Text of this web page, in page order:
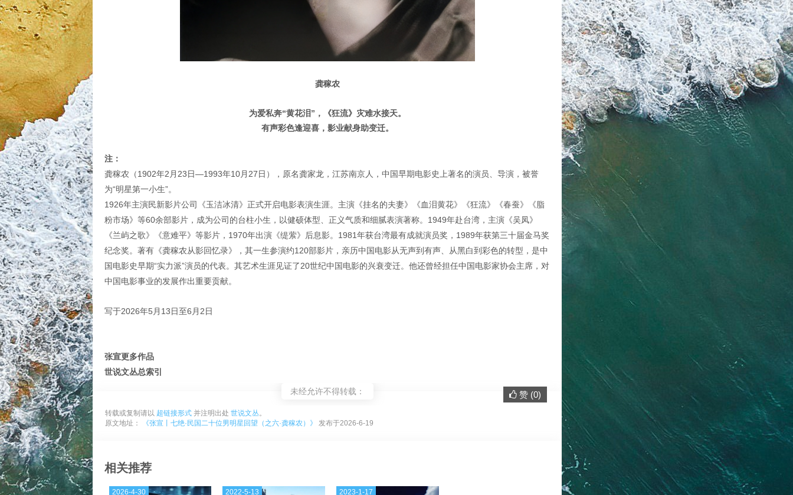
龚稼农
为爱私奔“黄花泪”，《狂流》灾难水接天。
有声彩色逢迎喜，影业献身助变迁。
注：
龚稼农（1902年2月23日—1993年10月27日），原名龚家龙，江苏南京人，中国早期电影史上著名的演员、导演，被誉
为“明星第一小生”。
1926年主演民新影片公司《玉洁冰清》正式开启电影表演生涯。主演《挂名的夫妻》《血泪黄花》《狂流》《春蚕》《脂
粉市场》等60余部影片，成为公司的台柱小生，以健硕体型、正义气质和细腻表演著称。1949年赴台湾，主演《吴凤》
《兰屿之歌》《意难平》等影片，1970年出演《缇萦》后息影。1981年获台湾最有成就演员奖，1989年获第三十届金马奖
纪念奖。著有《龚稼农从影回忆录》，其一生参演约120部影片，亲历中国电影从无声到有声、从黑白到彩色的转型，是中
国电影史早期“实力派”演员的代表。其艺术生涯见证了20世纪中国电影的兴衰变迁。他还曾经担任中国电影家协会主席，对
中国电影事业的发展作出重要贡献。
写于2026年5月13日至6月2日
张宣更多作品
世说文丛总索引
赞 (0)
未经允许不得转载：
转载或复制请以 超链接形式 并注明出处 世说文丛。
原文地址：
《张宣丨七绝·民国二十位男明星回望（之六·龚稼农）》 发布于2026-6-19
相关推荐
2026-4-30 2022-5-13 2023-1-17